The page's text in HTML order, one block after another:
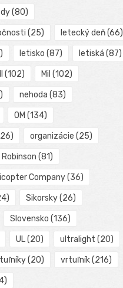
(80)
(25) letecký deň(66)
letisko (87) letiská (87)
(102) Mil (102)
nehoda (83)
OM (134)
organizácie (25)
Robinson (81)
Company(36)
Sikorsky(26)
Slovensko (136)
UL(20) ultralight (20)
(20) vrtuľník(216)